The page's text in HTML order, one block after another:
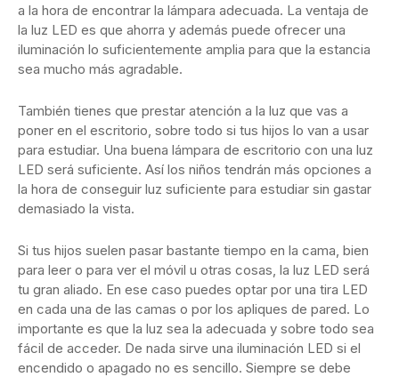
a la hora de encontrar la lámpara adecuada. La ventaja de
la luz LED es que ahorra y además puede ofrecer una
iluminación lo suficientemente amplia para que la estancia
sea mucho más agradable.
También tienes que prestar atención a la luz que vas a
poner en el escritorio, sobre todo si tus hijos lo van a usar
para estudiar. Una buena lámpara de escritorio con una luz
LED será suficiente. Así los niños tendrán más opciones a
la hora de conseguir luz suficiente para estudiar sin gastar
demasiado la vista.
Si tus hijos suelen pasar bastante tiempo en la cama, bien
para leer o para ver el móvil u otras cosas, la luz LED será
tu gran aliado. En ese caso puedes optar por una tira LED
en cada una de las camas o por los apliques de pared. Lo
importante es que la luz sea la adecuada y sobre todo sea
fácil de acceder. De nada sirve una iluminación LED si el
encendido o apagado no es sencillo. Siempre se debe